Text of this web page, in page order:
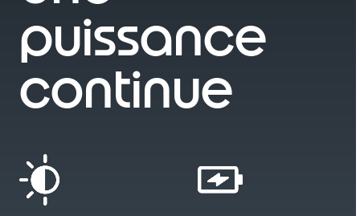
puissance
continue